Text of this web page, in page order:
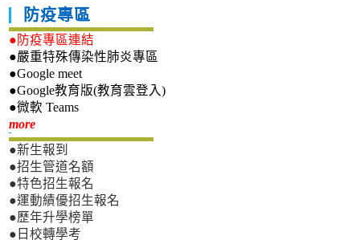
防疫專區
●防疫專區連結
●嚴重特殊傳染性肺炎專區
●Google meet
●Google教育版(教育雲登入)
●微軟 Teams
more新生專區
●新生報到
●招生管道名額
●特色招生報名
●運動績優招生報名
●歷年升學榜單
●日校轉學考